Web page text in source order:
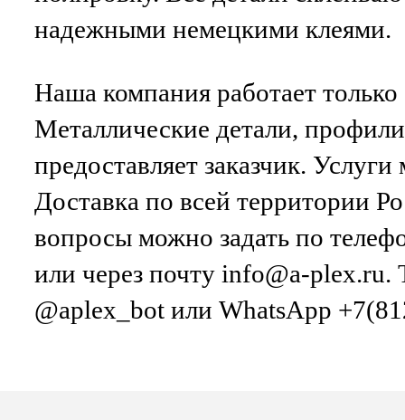
надежными немецкими клеями.
Наша компания работает только
Металлические детали,
предоставляет заказчик.
Доставка по всей территории
вопросы можно задать по
или через почту info@a-plex.ru.
@aplex_bot или WhatsApp